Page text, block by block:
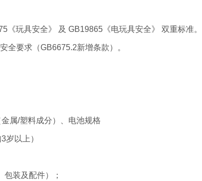
玩具安全》 及 GB19865《电玩具安全》 双重标准。
全要求（GB6675.2新增条款）。
属/塑料成分）、电池规格
以上）
装及配件）；